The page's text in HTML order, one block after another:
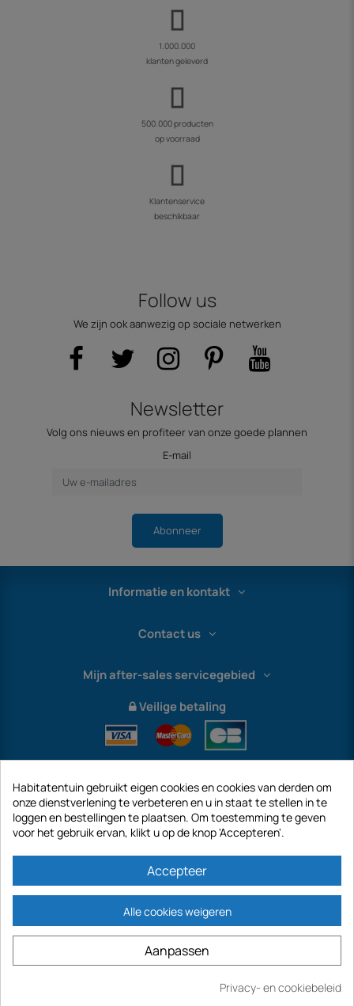
Kopen
1.000.000
klanten geleverd
500.000 producten
op voorraad
Klantenservice
beschikbaar
Follow us
We zijn ook aanwezig op sociale netwerken
Newsletter
Volg ons nieuws en profiteer van onze goede plannen
E-mail
Abonneer
Informatie en kontakt
Contact us
Mijn after-sales servicegebied
Veilige betaling
International
https://www.habitatentuin.nl is een site van het bedrijf GECODIS SA met een
kapitaal van € 187.203,29, 32 Rue de Paradis - PARIJS 75010 (FRANKRIJK).
GECODIS.SA opgericht op 04/11/1998 is een dochteronderneming van ODAYA ​​​​
HOLDING met een kapitaal van 2.750.640,00 EURO.
AL ONZE PROMOTIES ZIJN GELDIG ZOALS VOORRADEN BESCHIKBAAR
Habitatentuin gebruikt eigen cookies en cookies van derden om
onze dienstverlening te verbeteren en u in staat te stellen in te
loggen en bestellingen te plaatsen. Om toestemming te geven
voor het gebruik ervan, klikt u op de knop 'Accepteren'.
Accepteer
Alle cookies weigeren
Aanpassen
Privacy- en cookiebeleid